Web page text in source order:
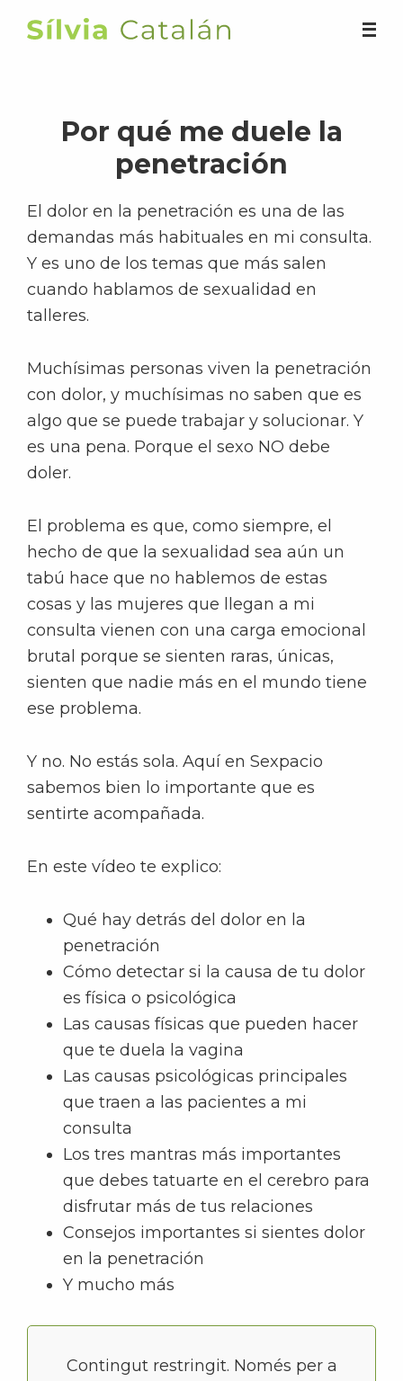
Por qué me duele la
penetración
El dolor en la penetración es una de las
demandas más habituales en mi consulta.
Y es uno de los temas que más salen
cuando hablamos de sexualidad en
talleres.
Muchísimas personas viven la penetración
con dolor, y muchísimas no saben que es
algo que se puede trabajar y solucionar. Y
es una pena. Porque el sexo NO debe
doler.
El problema es que, como siempre, el
hecho de que la sexualidad sea aún un
tabú hace que no hablemos de estas
cosas y las mujeres que llegan a mi
consulta vienen con una carga emocional
brutal porque se sienten raras, únicas,
sienten que nadie más en el mundo tiene
ese problema.
Y no. No estás sola. Aquí en Sexpacio
sabemos bien lo importante que es
sentirte acompañada.
En este vídeo te explico:
Qué hay detrás del dolor en la
penetración
Cómo detectar si la causa de tu dolor
es física o psicológica
Las causas físicas que pueden hacer
que te duela la vagina
Las causas psicológicas principales
que traen a las pacientes a mi
consulta
Los tres mantras más importantes
que debes tatuarte en el cerebro para
disfrutar más de tus relaciones
Consejos importantes si sientes dolor
en la penetración
Y mucho más
Contingut restringit. Només per a